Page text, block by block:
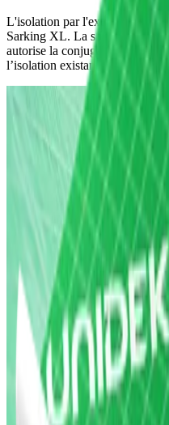
L'isolation par l'extérieur sur
Sarking XL. La structure
autorise la conjugaison en
l’isolation existante.